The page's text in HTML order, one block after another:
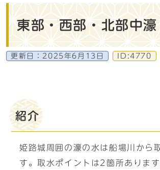
東部・西部・北部中濠
更新日： 2025年6月13日 ID:4770
紹介
姫路城周囲の濠の水は船場川から
す。取水ポイントは2箇所ありま